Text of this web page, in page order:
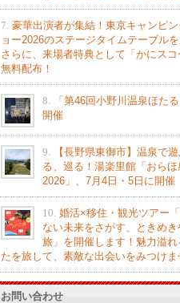
7. 豪華出演者が集結！東京キャンピ
ョー2026のステージタイムテーブルを
さらに、来場者特典として「かにスコ
無料配布！
8.
「第46回小野川温泉ほたる
開催
9.
【長野県東御市】温泉で
る、巡る！湯楽里館「おらほ
2026」、7月4日・5日に開催
10. 婚活×移住・観光ツアー
ない未来をさがす、ときめき
旅」を開催します！魅力溢れ
たを旅して、素敵な出会いをみつけま
お問い合わせ